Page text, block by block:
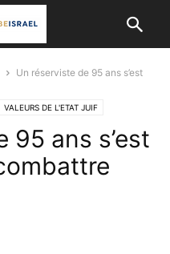
Un réserviste de 95 ans s’est
VALEURS DE L'ETAT JUIF
95 ans s’est